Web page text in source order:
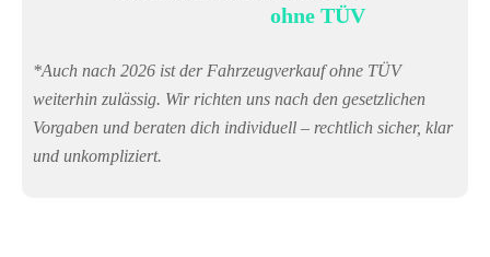
ohne TÜV
*Auch nach 2026 ist der Fahrzeugverkauf ohne TÜV
weiterhin zulässig. Wir richten uns nach den gesetzlichen
Vorgaben und beraten dich individuell – rechtlich sicher, klar
und unkompliziert.